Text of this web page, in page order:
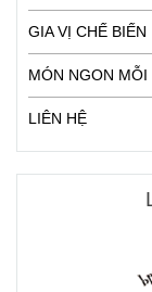
GIA VỊ CHẾ BIẾN
MÓN NGON MỖI
LIÊN HỆ